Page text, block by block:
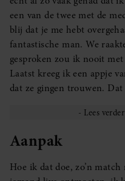
een van de twee met de
blij dat je me hebt
fantastische man. We
gesproken zou ik nooit
Laatst kreeg ik een appje
dat ze gingen trouwen.
Aanpak
Hoe ik dat doe, zo’n